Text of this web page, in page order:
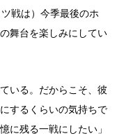
戦は）今季最後のホ
舞台を楽しみにしてい
いる。だからこそ、彼
するくらいの気持ちで
に残る一戦にしたい」